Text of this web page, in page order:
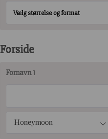
Vælg størrelse og format
Forside
Fornavn 1
Honeymoon